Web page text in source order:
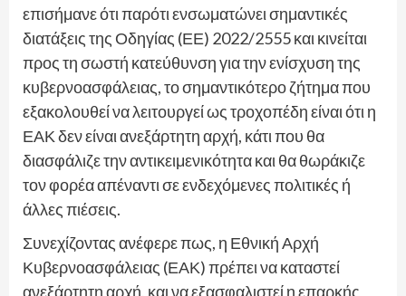
επισήμανε ότι παρότι ενσωματώνει σημαντικές
διατάξεις της Οδηγίας (ΕΕ) 2022/2555 και κινείται
προς τη σωστή κατεύθυνση για την ενίσχυση της
κυβερνοασφάλειας, το σημαντικότερο ζήτημα που
εξακολουθεί να λειτουργεί ως τροχοπέδη είναι ότι η
ΕΑΚ δεν είναι ανεξάρτητη αρχή, κάτι που θα
διασφάλιζε την αντικειμενικότητα και θα θωράκιζε
τον φορέα απέναντι σε ενδεχόμενες πολιτικές ή
άλλες πιέσεις.
Συνεχίζοντας ανέφερε πως, η Εθνική Αρχή
Κυβερνοασφάλειας (ΕΑΚ) πρέπει να καταστεί
ανεξάρτητη αρχή, και να εξασφαλιστεί η επαρκής